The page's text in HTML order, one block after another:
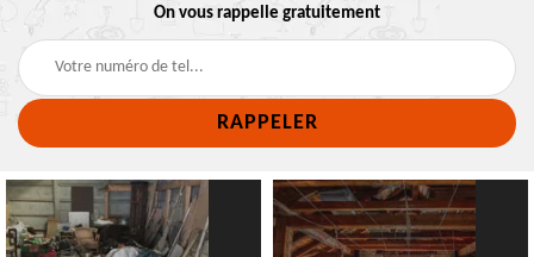
On vous rappelle gratuitement